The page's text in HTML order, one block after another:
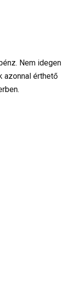
Nem idegen
azonnal érthető